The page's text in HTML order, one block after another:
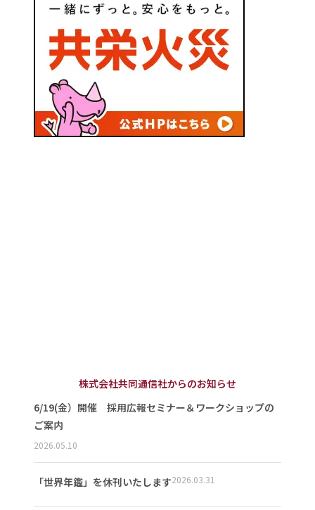
株式会社共同通信社からのお知らせ
6/19(金）開催 採用広報セミナー＆ワークショップの
ご案内
2026.05.10
「世界年鑑」を休刊いたします2026.03.31